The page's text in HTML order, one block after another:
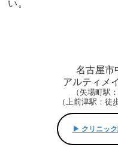
い。
名古屋市
アルティメ
（矢場町駅
（上前津駅：徒
▶︎ クリニッ